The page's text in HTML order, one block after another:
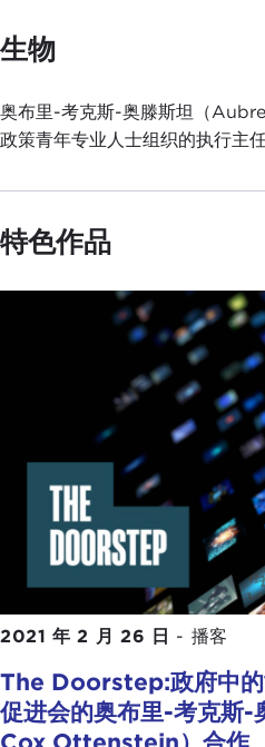
生物
奥布里-考克斯-奥滕斯坦（
政策青年专业人士组织的执行主任
特色作品
2021 年 2 月 26 日 - 播客
The Doorstep:政府中的
促进会的奥布里-考克斯